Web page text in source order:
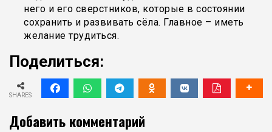
него и его сверстников, которые в состоянии
сохранить и развивать сёла. Главное – иметь
желание трудиться.
Поделиться:
SHARES
Добавить комментарий